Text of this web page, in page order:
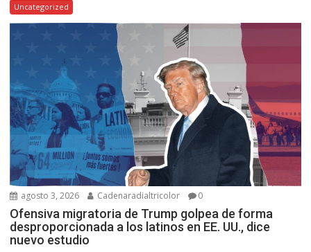
Uncategorized
agosto 3, 2026 Cadenaradialtricolor 0
Ofensiva migratoria de Trump golpea de forma
desproporcionada a los latinos en EE. UU., dice
nuevo estudio